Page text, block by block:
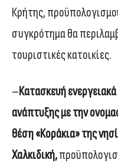
Κρήτης,
συγκρότημα θα
τουριστικές κατοικίες.
–Κατασκευή
ανάπτυξης με την
θέση «Κοράκια» της
Χαλκιδική,